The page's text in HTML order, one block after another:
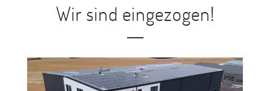
Wir sind eingezogen!